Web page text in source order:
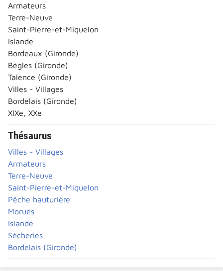
Armateurs
Terre-Neuve
Saint-Pierre-et-Miquelon
Islande
Bordeaux (Gironde)
Bègles (Gironde)
Talence (Gironde)
Villes - Villages
Bordelais (Gironde)
XIXe, XXe
Thésaurus
Villes - Villages
Armateurs
Terre-Neuve
Saint-Pierre-et-Miquelon
Pêche hauturière
Morues
Islande
Sècheries
Bordelais (Gironde)